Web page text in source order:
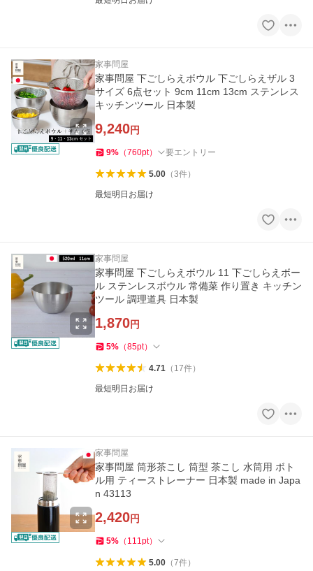
家事問屋
家事問屋 下ごしらえボウル 下ごしらえザル 3
サイズ 6点セット 9cm 11cm 13cm ステンレス
キッチンツール 日本製
9,240円
9% （760pt） 要エントリー
5.00（3件）
最短明日お届け
家事問屋
家事問屋 下ごしらえボウル 11 下ごしらえボー
ル ステンレスボウル 常備菜 作り置き キッチン
ツール 調理道具 日本製
1,870円
5% （85pt）
4.71 （ 17件）
最短明日お届け
家事問屋
家事問屋 筒形茶こし 筒型 茶こし 水筒用 ボト
ル用 ティーストレーナー 日本製 made in Japa
n 43113
2,420円
5% （ 111 pt）
5.00（7件）